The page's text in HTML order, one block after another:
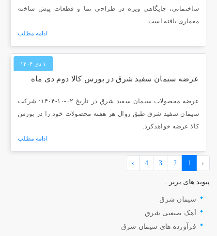
ساختمانی، جایگاهی ویژه در طراحی نما و قطعات پیش‌ ساخته
معماری یافته است.
ادامه مطلب
۱ دی ۱۴۰۴
عرضه سیمان سفید شرق در بورس کالا دوم دی ماه
عرضه محصولات سیمان سفید شرق در تاریخ ۰۲-۱۰-۱۴۰۴: شرکت
سیمان سفید شرق طبق روال هر هفته محصولات خود را در بورس
کالا عرضه خواهدکرد.
ادامه مطلب
‹
1
2
3
4
›
پیوند های برتر :
سیمان شرق
آهک صنعتی شرق
فرآورده های سیمان شرق